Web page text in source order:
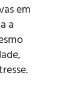
em
a